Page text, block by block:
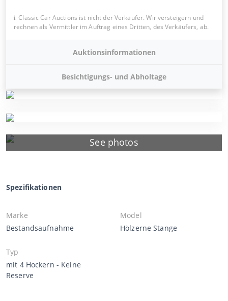
See photos
Classic Car Auctions ist nicht der Verkäufer. Wir versteigern und
rechnen als Vermittler im Auftrag eines Dritten, des Verkäufers, ab.
Auktionsinformationen
Besichtigungs- und Abholtage
Spezifikationen
Marke
Bestandsaufnahme
Model
Hölzerne Stange
Typ
mit 4 Hockern - Keine
Reserve